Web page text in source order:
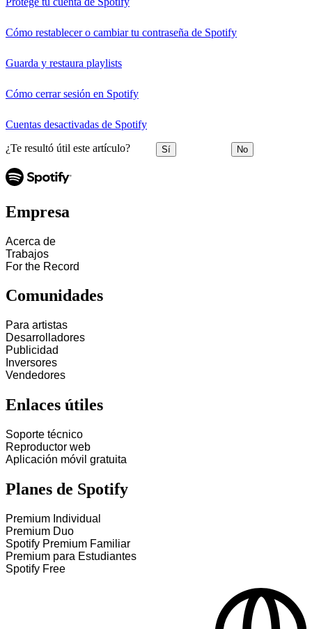
Cómo restablecer o cambiar tu contraseña de Spotify
Guarda y restaura playlists
Cómo cerrar sesión en Spotify
Cuentas desactivadas de Spotify
¿Te resultó útil este artículo? Sí No
Empresa
Acerca de
Trabajos
For the Record
Comunidades
Para artistas
Desarrolladores
Publicidad
Inversores
Vendedores
Enlaces útiles
Soporte técnico
Reproductor web
Aplicación móvil gratuita
Planes de Spotify
Premium Individual
Premium Duo
Spotify Premium Familiar
Premium para Estudiantes
Spotify Free